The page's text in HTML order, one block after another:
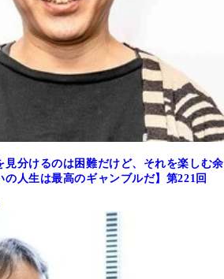
見分けるのは困難だけど、それを楽しむ余
の人生は最高のギャンブルだ】第221回